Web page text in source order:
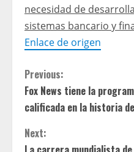
necesidad de
sistemas bancario y
Enlace de origen
C
o
n
Previous:
Fox News tiene la
calificada en la historia
Next: